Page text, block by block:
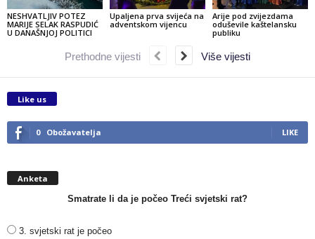
NESHVATLJIV POTEZ
MARIJE SELAK RASPUDIĆ
U DANAŠNJOJ POLITICI
Upaljena prva svijeća na
adventskom vijencu
Arije pod zvijezdama
oduševile kaštelansku
publiku
Prethodne vijesti Više vijesti
Like us
0 Obožavatelja LIKE
Anketa
Smatrate li da je počeo Treći svjetski rat?
3. svjetski rat je počeo